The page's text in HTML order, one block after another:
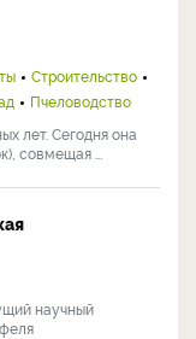
Строительство
Пчеловодство
лет. Сегодня она
совмещая ...
научный